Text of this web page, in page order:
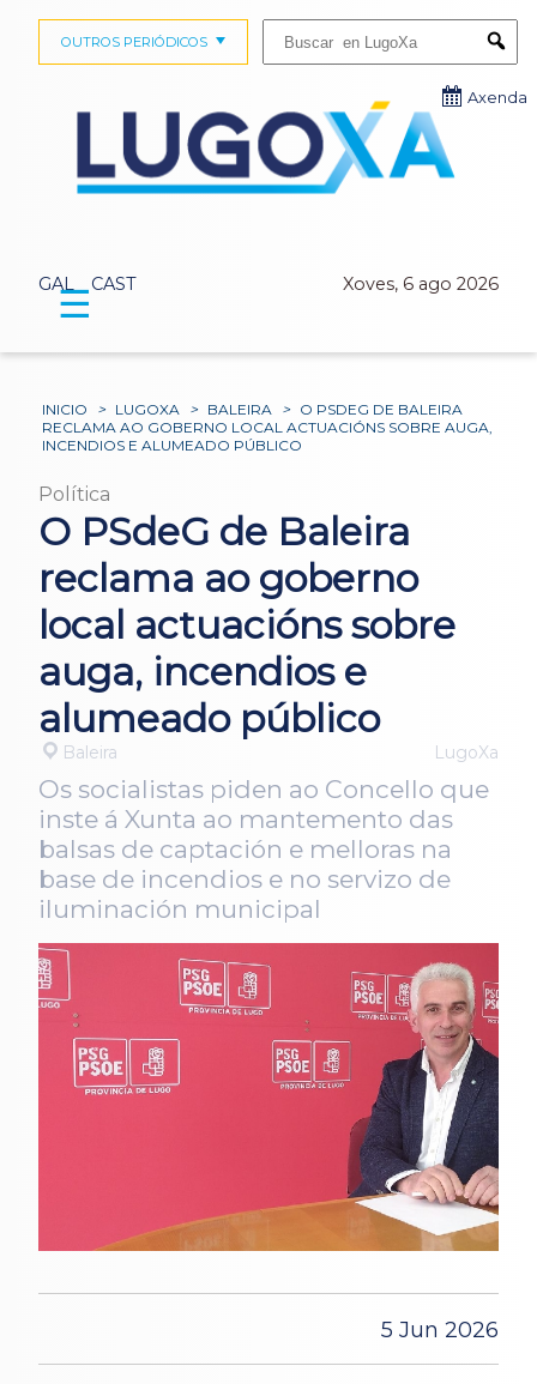
GAL CAST Xoves, 6 ago 2026
OUTROS PERIÓDICOS
Axenda
☰
INICIO > LUGOXA > BALEIRA > O PSDEG DE BALEIRA
RECLAMA AO GOBERNO LOCAL ACTUACIÓNS SOBRE AUGA,
INCENDIOS E ALUMEADO PÚBLICO
Política
O PSdeG de Baleira
reclama ao goberno
local actuacións sobre
auga, incendios e
alumeado público
Baleira LugoXa
Os socialistas piden ao Concello que
inste á Xunta ao mantemento das
balsas de captación e melloras na
base de incendios e no servizo de
iluminación municipal
5 Jun 2026